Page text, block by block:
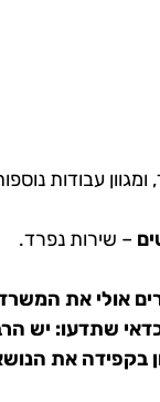
עבודות
– שירות נפרד.
אולי את
שתדעו: יש
בקפידה את